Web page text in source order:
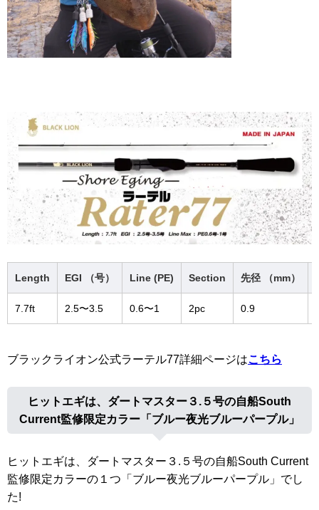
Length EGI （号） Line (PE) Section 先径 （mm）
7.7ft 2.5〜3.5 0.6〜1 2pc 0.9
ブラックライオン公式ラーテル77詳細ページはこちら
ヒットエギは、ダートマスター３.５号の自船South
Current監修限定カラー「ブルー夜光ブルーパープル」
ヒットエギは、ダートマスター３.５号の自船South Current
監修限定カラーの１つ「ブルー夜光ブルーパープル」でし
た!